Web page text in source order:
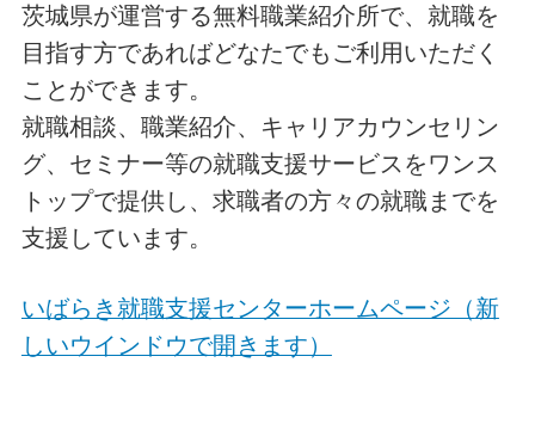
茨城県が運営する無料職業紹介所で、就職を
目指す方であればどなたでもご利用いただく
ことができます。
就職相談、職業紹介、キャリアカウンセリン
グ、セミナー等の就職支援サービスをワンス
トップで提供し、求職者の方々の就職までを
支援しています。
いばらき就職支援センターホームページ（新
しいウインドウで開きます）